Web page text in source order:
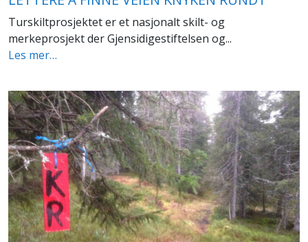
Turskiltprosjektet er et nasjonalt skilt- og
merkeprosjekt der Gjensidigestiftelsen og...
Les mer…